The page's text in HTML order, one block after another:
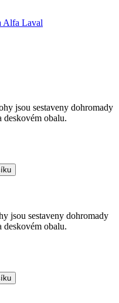
Alfa Laval
jsou sestaveny dohromady
deskovém obalu.
jsou sestaveny dohromady
deskovém obalu.